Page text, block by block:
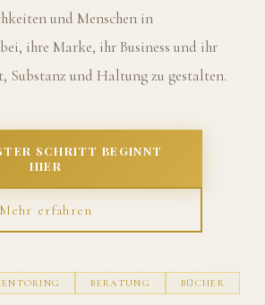
und Menschen in
ihre Marke, ihr Business und ihr
Substanz und Haltung zu gestalten.
SCHRITT BEGINNT
HIER
Mehr erfahren
BERATUNG
BÜCHER